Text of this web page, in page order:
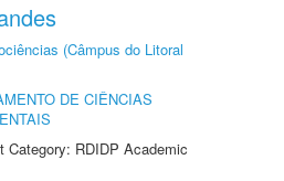
(Câmpus do Litoral
DE CIÊNCIAS
Category: RDIDP Academic